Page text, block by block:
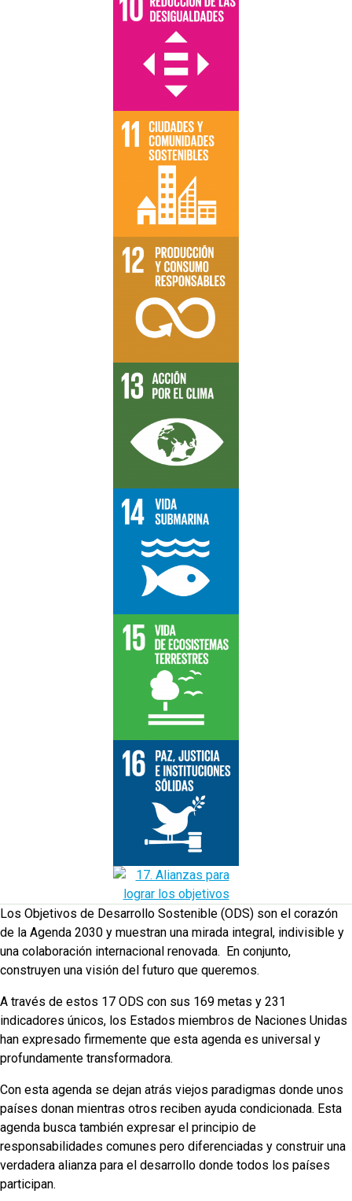
Los Objetivos de Desarrollo Sostenible (ODS) son el corazón
de la Agenda 2030 y muestran una mirada integral, indivisible y
una colaboración internacional renovada. En conjunto,
construyen una visión del futuro que queremos.
A través de estos 17 ODS con sus 169 metas y 231
indicadores únicos, los Estados miembros de Naciones Unidas
han expresado firmemente que esta agenda es universal y
profundamente transformadora.
Con esta agenda se dejan atrás viejos paradigmas donde unos
países donan mientras otros reciben ayuda condicionada. Esta
agenda busca también expresar el principio de
responsabilidades comunes pero diferenciadas y construir una
verdadera alianza para el desarrollo donde todos los países
participan.